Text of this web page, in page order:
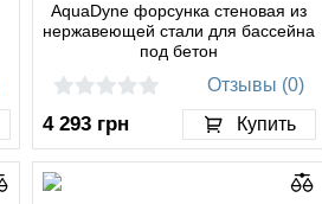
AquaDyne форсунка стеновая из
нержавеющей стали для бассейна
под бетон
Отзывы (0)
4 293 грн Купить